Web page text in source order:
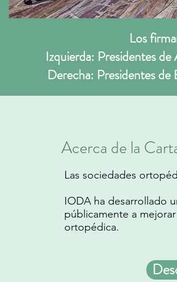
Los
Izquierda: Presidentes
Derecha: Presidentes
Acerca de la
Las sociedades
IODA ha desarrollado
públicamente a
ortopédica.